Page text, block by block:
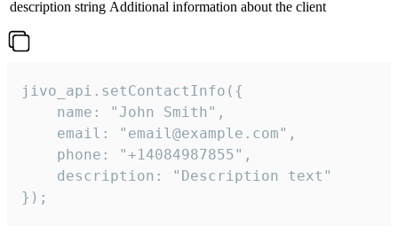
description string Additional information about the client
jivo_api.setContactInfo({
    name: "John Smith",
    email: "email@example.com",
    phone: "+14084987855",
    description: "Description text"
});